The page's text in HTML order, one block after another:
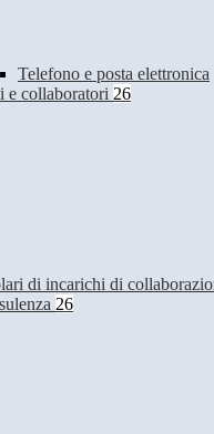
Telefono e posta elettronica
e collaboratori 26
di incarichi di
26